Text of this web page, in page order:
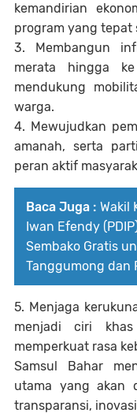
kemandirian
program yang tepat
3. Membangun
merata hingga
mendukung
warga.
4. Mewujudkan
amanah, serta
peran aktif
Baca Juga : Wakil
Iwan Efendy
Sembako Gratis
Tanggumong dan
5. Menjaga
menjadi ciri khas
memperkuat rasa
Samsul Bahar
utama yang akan
transparansi,